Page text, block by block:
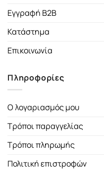
Εγγραφή B2B
Κατάστημα
Επικοινωνία
Πληροφορίες
Ο λογαριασμός μου
Τρόποι παραγγελίας
Τρόποι πληρωμής
Πολιτική επιστροφών